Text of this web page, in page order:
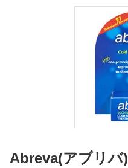
Abreva(アブリバ)